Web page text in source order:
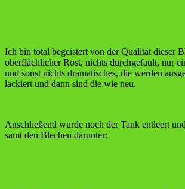
Ich bin total begeistert von der Qualität dieser
oberflächlicher Rost, nichts durchgefault, nur
und sonst nichts dramatisches, die werden
lackiert und dann sind die wie neu.
Anschließend wurde noch der Tank entleert
samt den Blechen darunter: